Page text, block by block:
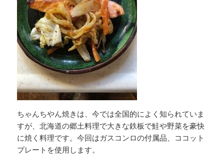
ちゃんちやん焼きは、今では全国的によく知られていま
すが、北海道の郷土料理で大きな鉄板で鮭や野菜を豪快
に焼く料理です。今回はガスコンロの付属品、ココット
プレートを使用します。